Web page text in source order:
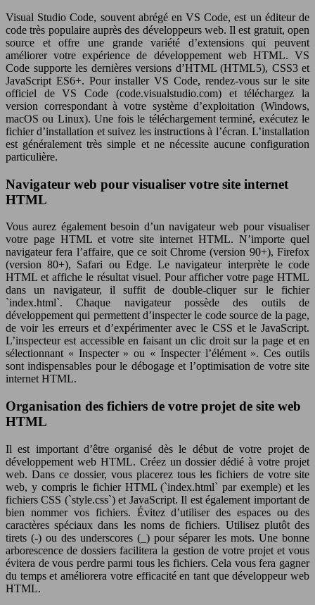
Visual Studio Code, souvent abrégé en VS Code, est un éditeur de
code très populaire auprès des développeurs web. Il est gratuit, open
source et offre une grande variété d’extensions qui peuvent
améliorer votre expérience de développement web HTML. VS
Code supporte les dernières versions d’HTML (HTML5), CSS3 et
JavaScript ES6+. Pour installer VS Code, rendez-vous sur le site
officiel de VS Code (code.visualstudio.com) et téléchargez la
version correspondant à votre système d’exploitation (Windows,
macOS ou Linux). Une fois le téléchargement terminé, exécutez le
fichier d’installation et suivez les instructions à l’écran. L’installation
est généralement très simple et ne nécessite aucune configuration
particulière.
Navigateur web pour visualiser votre site internet
HTML
Vous aurez également besoin d’un navigateur web pour visualiser
votre page HTML et votre site internet HTML. N’importe quel
navigateur fera l’affaire, que ce soit Chrome (version 90+), Firefox
(version 80+), Safari ou Edge. Le navigateur interprète le code
HTML et affiche le résultat visuel. Pour afficher votre page HTML
dans un navigateur, il suffit de double-cliquer sur le fichier
`index.html`. Chaque navigateur possède des outils de
développement qui permettent d’inspecter le code source de la page,
de voir les erreurs et d’expérimenter avec le CSS et le JavaScript.
L’inspecteur est accessible en faisant un clic droit sur la page et en
sélectionnant « Inspecter » ou « Inspecter l’élément ». Ces outils
sont indispensables pour le débogage et l’optimisation de votre site
internet HTML.
Organisation des fichiers de votre projet de site web
HTML
Il est important d’être organisé dès le début de votre projet de
développement web HTML. Créez un dossier dédié à votre projet
web. Dans ce dossier, vous placerez tous les fichiers de votre site
web, y compris le fichier HTML (`index.html` par exemple) et les
fichiers CSS (`style.css`) et JavaScript. Il est également important de
bien nommer vos fichiers. Évitez d’utiliser des espaces ou des
caractères spéciaux dans les noms de fichiers. Utilisez plutôt des
tirets (-) ou des underscores (_) pour séparer les mots. Une bonne
arborescence de dossiers facilitera la gestion de votre projet et vous
évitera de vous perdre parmi tous les fichiers. Cela vous fera gagner
du temps et améliorera votre efficacité en tant que développeur web
HTML.